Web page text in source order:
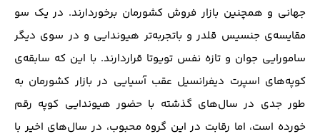
جهانی و همچنین بازار فروش کشورمان برخوردارند. در یک سو
مقایسه‌ی جنسیس قلدر و باتجربه‌تر هیوندایی و در سوی دیگر
سامورایی جوان و تازه نفس تویوتا قرار‌دارند. با این که سابقه‌ی
کوپه‌های اسپرت دیفرانسیل عقب آسیایی در بازار کشورمان به
طور جدی در سال‌های گذشته با حضور هیوندایی کوپه رقم
خورده است، اما رقابت در این گروه محبوب، در سال‌های اخیر با